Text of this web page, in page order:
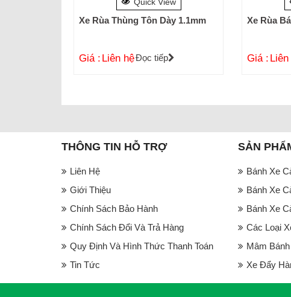
Xe Rùa Thùng Tôn Dày 1.1mm
Giá : Liên hệĐọc tiếp
Xe Rùa
Giá : Liên
THÔNG TIN HỖ TRỢ
Liên Hệ
Giới Thiệu
Chính Sách Bảo Hành
Chính Sách Đổi Và Trả Hàng
Quy Định Và Hình Thức Thanh Toán
Tin Tức
SẢN
Bánh Xe
Bánh Xe
Bánh Xe
Các Loại
Mâm
Xe Đẩy